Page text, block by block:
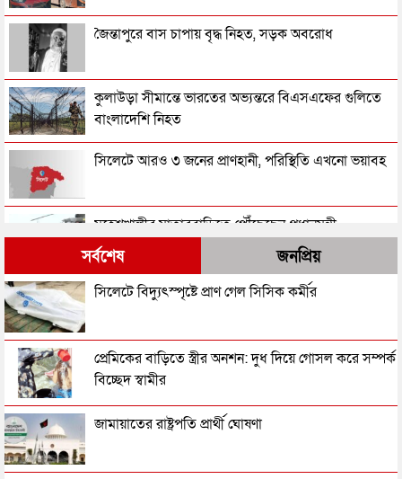
জৈন্তাপুরে বাস চাপায় বৃদ্ধ নিহত, সড়ক অবরোধ
কুলাউড়া সীমান্তে ভারতের অভ্যন্তরে বিএসএফের গুলিতে
বাংলাদেশি নিহত
সিলেটে আরও ৩ জনের প্রাণহানী, পরিস্থিতি এখনো ভয়াবহ
মহেশখালীর মাতারবাড়িতে পৌঁছেছেন প্রধানমন্ত্রী
হেলিকপ্টারে মহেশখালীর পথে প্রধানমন্ত্রী
পিকআপসহ তিনজনকে ধরল সিলেট র‌্যাব
সিলেটে কাগজ ছাড়া রাস্তায় নামলেই বিপদ
সর্বশেষ জনপ্রিয়
সিলেটে বিদ্যুৎস্পৃষ্টে প্রাণ গেল সিসিক কর্মীর
প্রেমিকের বাড়িতে স্ত্রীর অনশন: দুধ দিয়ে গোসল করে সম্পর্ক
বিচ্ছেদ স্বামীর
জামায়াতের রাষ্ট্রপতি প্রার্থী ঘোষণা